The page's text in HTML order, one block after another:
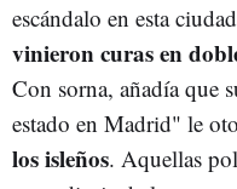
escándalo en esta
vinieron curas en
Con sorna, añadía que
estado en Madrid" le
los isleños. Aquellas